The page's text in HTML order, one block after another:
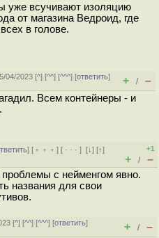
уже всучивают изоляцию
от магазина Ведроид, где
в голове.
04/2023 [^] [^^] [^^^] [ответить]
+ / –
Всем контейнеры - и
] [ ﹢﹢﹢] [ · · ·][↓] [↑]
+1
+ / –
с нейменгом явно.
названия для свои
[^] [^^] [^^^] [ответить]
+ / –